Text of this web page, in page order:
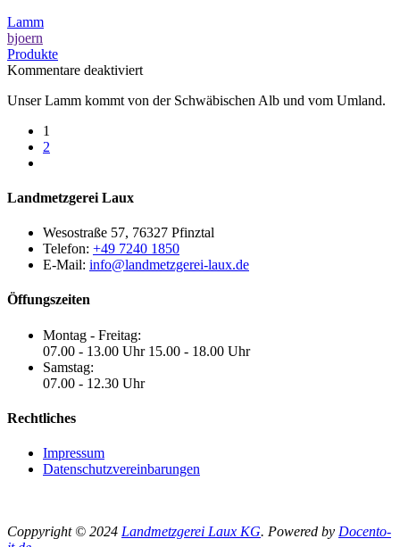
Lamm
bjoern
Produkte
Kommentare deaktiviertfür
Unser Lamm kommt von der Schwäbischen Alb und vom Umland.
1
2
Landmetzgerei Laux
Wesostraße 57, 76327 Pfinztal
Telefon: +49 7240 1850
E-Mail: info@landmetzgerei-laux.de
Öffungszeiten
Montag - Freitag:
07.00 - 13.00 Uhr 15.00 - 18.00 Uhr
Samstag:
07.00 - 12.30 Uhr
Rechtliches
Impressum
Datenschutzvereinbarungen
Coppyright © 2024 Landmetzgerei Laux KG. Powered by Docento-